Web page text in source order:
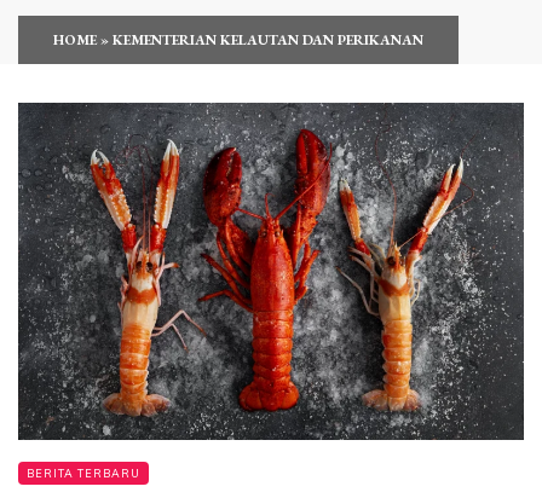
HOME»KEMENTERIAN KELAUTAN DAN PERIKANAN
BERITA TERBARU